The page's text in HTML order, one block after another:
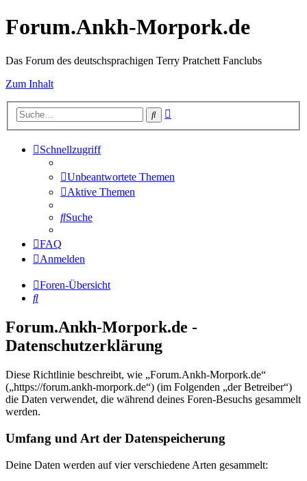
Forum.Ankh-Morpork.de
Das Forum des deutschsprachigen Terry Pratchett Fanclubs
Zum Inhalt
Suche
Schnellzugriff
Unbeantwortete Themen
Aktive Themen
Suche
FAQ
Anmelden
Foren-Übersicht
Suche
Forum.Ankh-Morpork.de -
Datenschutzerklärung
Diese Richtlinie beschreibt, wie „Forum.Ankh-Morpork.de“
(„https://forum.ankh-morpork.de“) (im Folgenden „der Betreiber“)
die Daten verwendet, die während deines Foren-Besuchs gesammelt
werden.
Umfang und Art der Datenspeicherung
Deine Daten werden auf vier verschiedene Arten gesammelt: